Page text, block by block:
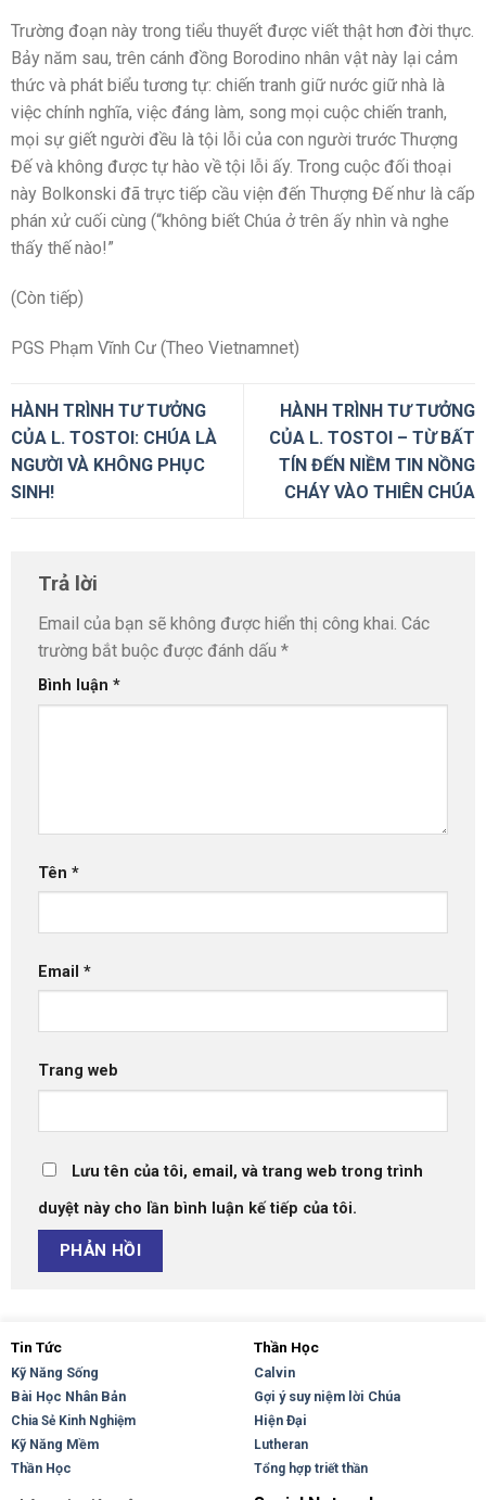
Trường đoạn này trong tiểu thuyết được viết thật hơn đời thực.
Bảy năm sau, trên cánh đồng Borodino nhân vật này lại cảm
thức và phát biểu tương tự: chiến tranh giữ nước giữ nhà là
việc chính nghĩa, việc đáng làm, song mọi cuộc chiến tranh,
mọi sự giết người đều là tội lỗi của con người trước Thượng
Đế và không được tự hào về tội lỗi ấy. Trong cuộc đối thoại
này Bolkonski đã trực tiếp cầu viện đến Thượng Đế như là cấp
phán xử cuối cùng (“không biết Chúa ở trên ấy nhìn và nghe
thấy thế nào!”
(Còn tiếp)
PGS Phạm Vĩnh Cư (Theo Vietnamnet)
HÀNH TRÌNH TƯ TƯỞNG
CỦA L. TOSTOI: CHÚA LÀ
NGƯỜI VÀ KHÔNG PHỤC
SINH!
HÀNH TRÌNH TƯ TƯỞNG
CỦA L. TOSTOI – TỪ BẤT
TÍN ĐẾN NIỀM TIN NỒNG
CHÁY VÀO THIÊN CHÚA
Trả lời
Email của bạn sẽ không được hiển thị công khai. Các
trường bắt buộc được đánh dấu *
Bình luận *
Tên *
Email *
Trang web
Lưu tên của tôi, email, và trang web trong trình
duyệt này cho lần bình luận kế tiếp của tôi.
Tin Tức
Kỹ Năng Sống
Bài Học Nhân Bản
Chia Sẻ Kinh Nghiệm
Kỹ Năng Mềm
Thần Học
Thần Học
Calvin
Gợi ý suy niệm lời Chúa
Hiện Đại
Lutheran
Tổng hợp triết thần